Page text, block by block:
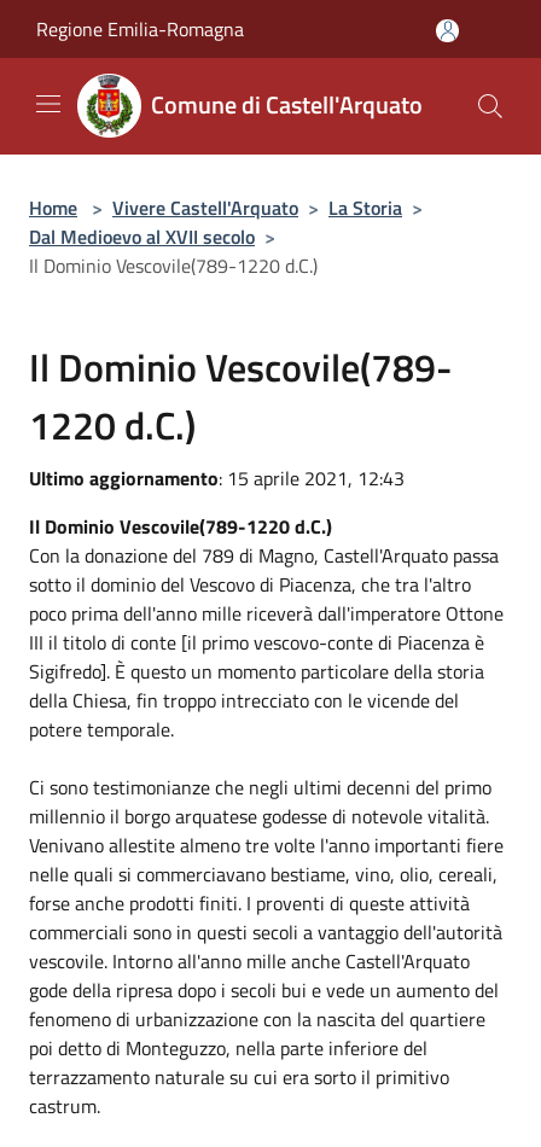
Regione Emilia-Romagna
Comune di Castell'Arquato
Home > Vivere Castell'Arquato > La Storia >
Dal Medioevo al XVII secolo >
Il Dominio Vescovile(789-1220 d.C.)
Il Dominio Vescovile(789-
1220 d.C.)
Ultimo aggiornamento: 15 aprile 2021, 12:43
Il Dominio Vescovile(789-1220 d.C.)
Con la donazione del 789 di Magno, Castell'Arquato passa
sotto il dominio del Vescovo di Piacenza, che tra l'altro
poco prima dell'anno mille riceverà dall'imperatore Ottone
III il titolo di conte [il primo vescovo-conte di Piacenza è
Sigifredo]. È questo un momento particolare della storia
della Chiesa, fin troppo intrecciato con le vicende del
potere temporale.
Ci sono testimonianze che negli ultimi decenni del primo
millennio il borgo arquatese godesse di notevole vitalità.
Venivano allestite almeno tre volte l'anno importanti fiere
nelle quali si commerciavano bestiame, vino, olio, cereali,
forse anche prodotti finiti. I proventi di queste attività
commerciali sono in questi secoli a vantaggio dell'autorità
vescovile. Intorno all'anno mille anche Castell'Arquato
gode della ripresa dopo i secoli bui e vede un aumento del
fenomeno di urbanizzazione con la nascita del quartiere
poi detto di Monteguzzo, nella parte inferiore del
terrazzamento naturale su cui era sorto il primitivo
castrum.